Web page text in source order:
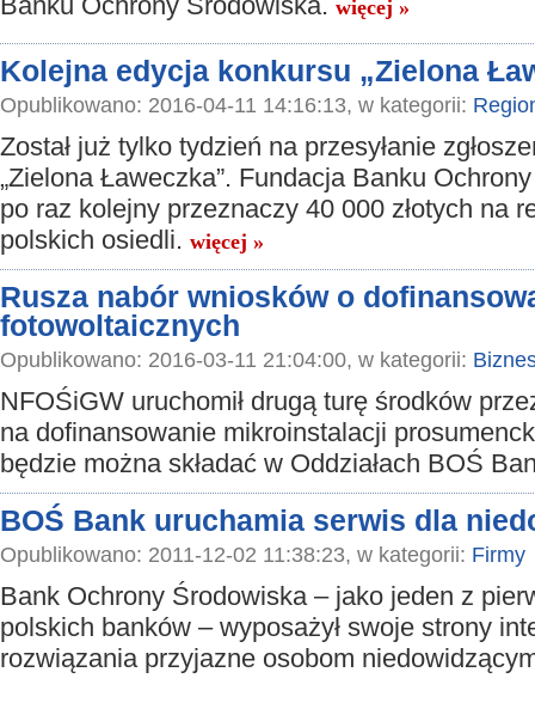
Banku Ochrony Środowiska. więcej »
Kolejna edycja konkursu „Zielona
Opublikowano: 2016-04-11 14:16:13, w kategorii:
Został już tylko tydzień na przesyłanie
„Zielona Ławeczka”. Fundacja Banku
po raz kolejny przeznaczy 40 000 złotych na
polskich osiedli. więcej »
Rusza nabór wniosków o
fotowoltaicznych
Opublikowano: 2016-03-11 21:04:00, w kategorii:
NFOŚiGW uruchomił drugą turę środków
na dofinansowanie mikroinstalacji
będzie można składać w Oddziałach BOŚ
BOŚ Bank uruchamia serwis dla
Opublikowano: 2011-12-02 11:38:23, w kategorii: Firmy
Bank Ochrony Środowiska – jako jeden z
polskich banków – wyposażył swoje strony
rozwiązania przyjazne osobom